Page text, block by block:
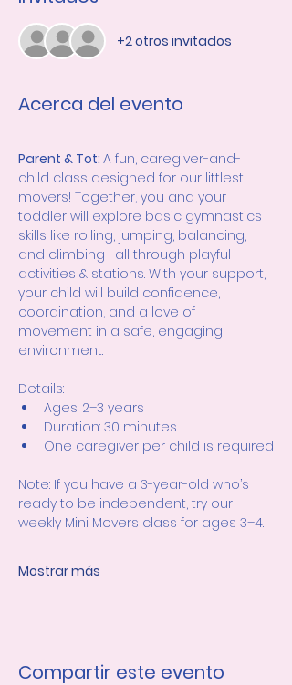
+2 otros invitados
Acerca del evento
Parent & Tot: A fun, caregiver-and-
child class designed for our littlest
movers! Together, you and your
toddler will explore basic gymnastics
skills like rolling, jumping, balancing,
and climbing—all through playful
activities & stations. With your support,
your child will build confidence,
coordination, and a love of
movement in a safe, engaging
environment.
Details:
Ages: 2–3 years
Duration: 30 minutes
One caregiver per child is required
Note: If you have a 3-year-old who’s
ready to be independent, try our
weekly Mini Movers class for ages 3–4.
Mostrar más
Compartir este evento